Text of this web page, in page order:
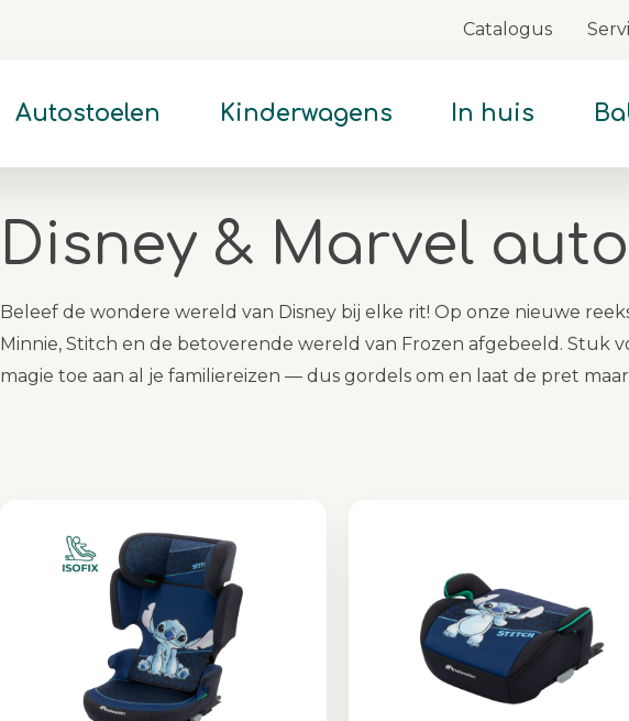
Catalogus
Content
Autostoelen Kinderwagens In huis
Disney & Marvel
Beleef de wondere wereld van Disney bij elke rit! Op onze nieuwe
Minnie, Stitch en de betoverende wereld van Frozen afgebeeld. Stuk
magie toe aan al je familiereizen — dus gordels om en laat de pret